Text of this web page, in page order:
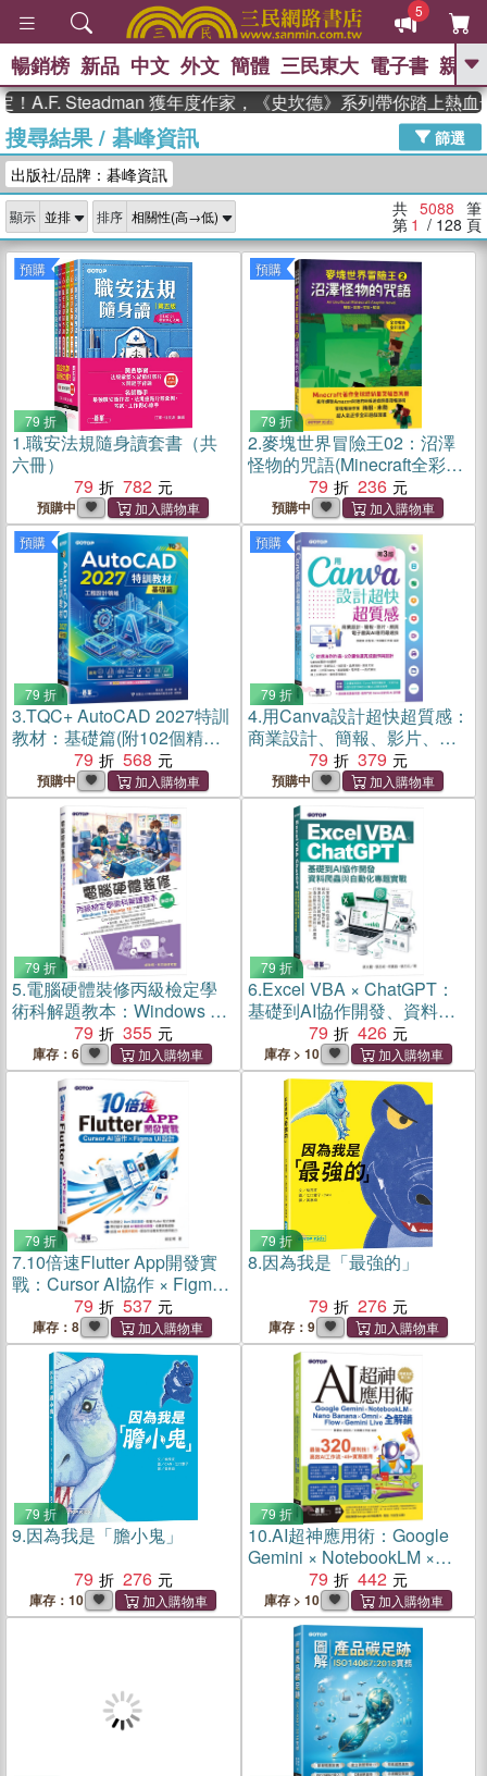
5
GO
高希均教授回憶錄
、 The Odyssey 、 父親節 、 如果歷
獎 臺灣漫遊錄 、 方念華 、 台灣的李
登輝時代
數學女孩：黎曼猜想 、
偉大的迷走神經
暢銷榜 新品 中文 外文 簡體 三民東大 電子書 親子
Steadman 獲年度作家，《史坎德》系列帶你踏上熱血奇幻旅
搜尋結果/ 碁峰資訊
篩選
出版社/品牌：碁峰資訊
顯示 排序 共 5088 筆
第 1 / 128 頁
預購
79 折
1.職安法規隨身讀套書（共
六冊）
79
782
預購中
預購
79 折
2.麥塊世界冒險王02：沼澤
怪物的咒語(Minecraft全彩暢
銷遊戲漫畫)
79 236
預購中
預購
79 折
3.TQC+ AutoCAD 2027特訓
教材：基礎篇(附102個精彩
繪圖心法動態教學檔)
79 568
預購中
預購
79 折
4.用Canva設計超快超質感：
商業設計、簡報、影片、網
頁、電子書與AI應用最速技
79 379
預購中
79 折
5.電腦硬體裝修丙級檢定學
術科解題教本：Windows 10
+ Ubuntu 18 (116年起適用)
79 355
庫存：6
79 折
6.Excel VBA × ChatGPT：
基礎到AI協作開發、資料爬
蟲與自動化專題實戰
79 426
庫存 > 10
79 折
7.10倍速Flutter App開發實
戰：Cursor AI協作 × Figma
79 537
庫存：8
79 折
8.因為我是「最強的」
79
276
庫存：9
79 折
9.因為我是「膽小鬼」
79
276
庫存：10
79 折
10.AI超神應用術：Google
Gemini × NotebookLM ×
Nano Banana × Omni ×
Flow × Gemini Live全解鎖
(附範例素材/提示詞/影音教
79 442
庫存 > 10